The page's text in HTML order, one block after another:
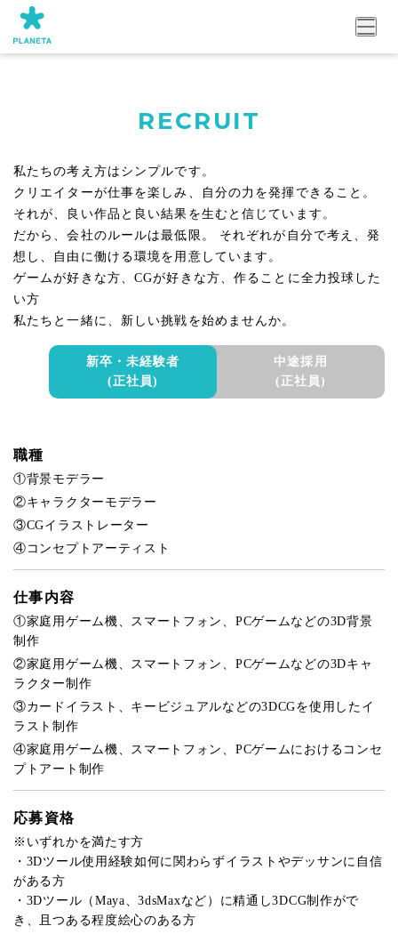
RECRUIT
私たちの考え方はシンプルです。
クリエイターが仕事を楽しみ、自分の力を発揮できること。
それが、良い作品と良い結果を生むと信じています。
だから、会社のルールは最低限。 それぞれが自分で考え、発
想し、自由に働ける環境を用意しています。
ゲームが好きな方、CGが好きな方、作ることに全力投球した
い方
私たちと一緒に、新しい挑戦を始めませんか。
新卒・未経験者
(正社員)
中途採用
(正社員)
職種
①背景モデラー
②キャラクターモデラー
③CGイラストレーター
④コンセプトアーティスト
仕事内容
①家庭用ゲーム機、スマートフォン、PCゲームなどの3D背景
制作
②家庭用ゲーム機、スマートフォン、PCゲームなどの3Dキャ
ラクター制作
③カードイラスト、キービジュアルなどの3DCGを使用したイ
ラスト制作
④家庭用ゲーム機、スマートフォン、PCゲームにおけるコンセ
プトアート制作
応募資格
※いずれかを満たす方
・3Dツール使用経験如何に関わらずイラストやデッサンに自信
がある方
・3Dツール（Maya、3dsMaxなど）に精通し3DCG制作がで
き、且つある程度絵心のある方